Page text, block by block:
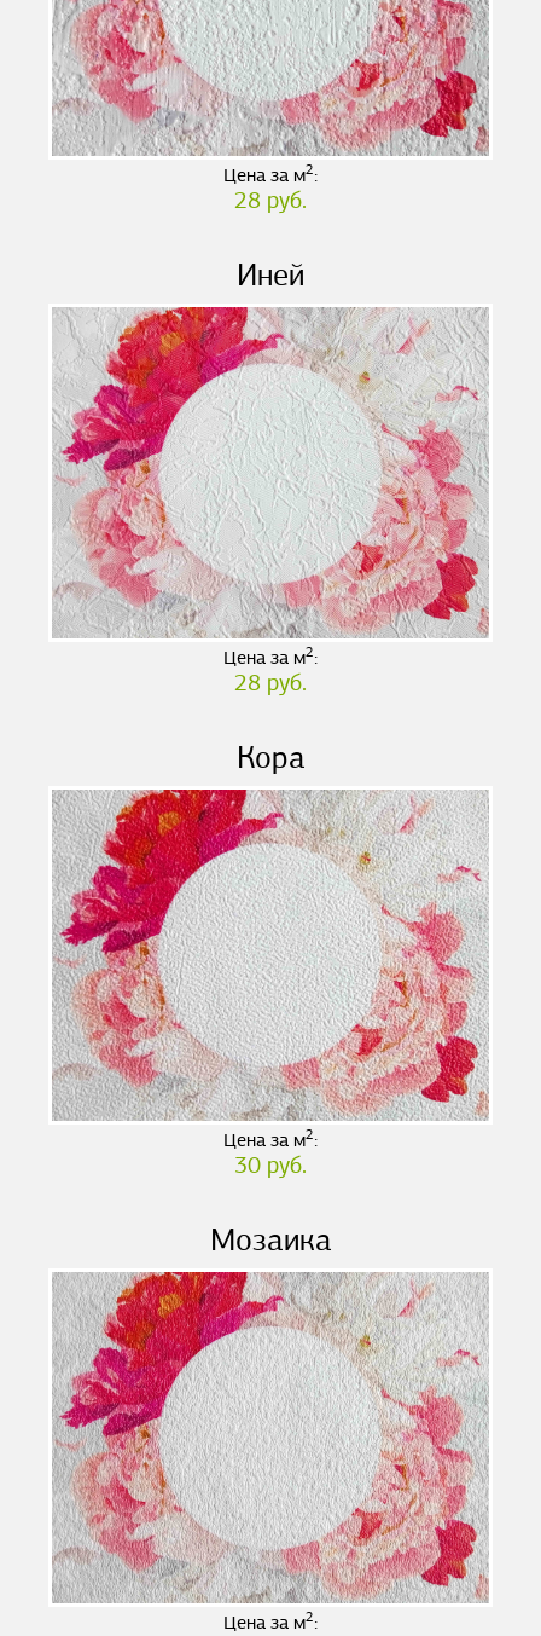
Цена за м2:
28 руб.
Иней
Цена за м2:
28 руб.
Кора
Цена за м2:
30 руб.
Мозаика
Цена за м2: